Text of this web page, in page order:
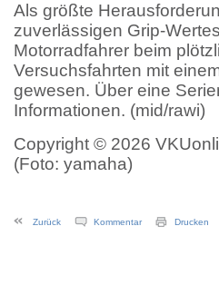
Als größte
zuverlässigen Grip-
Motorradfahrer beim
Versuchsfahrten mit
gewesen. Über eine
Informationen. (mid/rawi)
Copyright © 2026
(Foto: yamaha)
Zurück Kommentar Drucken